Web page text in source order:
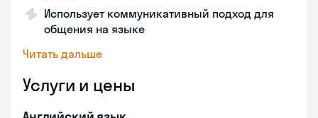
Использует коммуникативный подход для
общения на языке
Читать дальше
Услуги и цены